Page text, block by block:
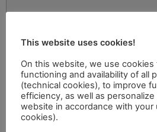
This website uses cookies!
On this website, we use cookies
functioning and availability of all
(technical cookies), to improve
efficiency, as well as
website in accordance with your
cookies).